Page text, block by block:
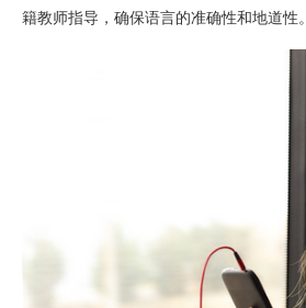
籍教师指导，确保语言的准确性和地道性。